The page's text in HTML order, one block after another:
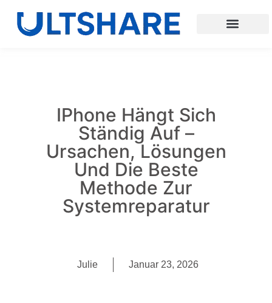
IPhone Hängt Sich
Ständig Auf –
Ursachen, Lösungen
Und Die Beste
Methode Zur
Systemreparatur
Julie Januar 23, 2026